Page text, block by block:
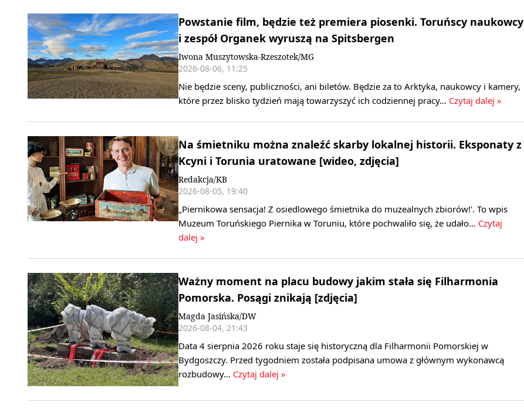
Powstanie film, będzie też premiera piosenki. Toruńscy naukowcy
i zespół Organek wyruszą na Spitsbergen
Iwona Muszytowska-Rzeszotek/MG
2026-08-06, 11:25
Nie będzie sceny, publiczności, ani biletów. Będzie za to Arktyka, naukowcy i kamery,
które przez blisko tydzień mają towarzyszyć ich codziennej pracy… Czytaj dalej »
Na śmietniku można znaleźć skarby lokalnej historii. Eksponaty z
Kcyni i Torunia uratowane [wideo, zdjęcia]
Redakcja/KB
2026-08-05, 19:40
„Piernikowa sensacja! Z osiedlowego śmietnika do muzealnych zbiorów!'. To wpis
Muzeum Toruńskiego Piernika w Toruniu, które pochwaliło się, że udało… Czytaj
dalej »
Ważny moment na placu budowy jakim stała się Filharmonia
Pomorska. Posągi znikają [zdjęcia]
Magda Jasińska/DW
2026-08-04, 21:43
Data 4 sierpnia 2026 roku staje się historyczną dla Filharmonii Pomorskiej w
Bydgoszczy. Przed tygodniem została podpisana umowa z głównym wykonawcą
rozbudowy… Czytaj dalej »